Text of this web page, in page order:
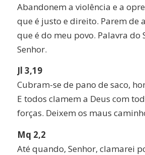
Abandonem a violência e a
que é justo e direito. Parem de
que é do meu povo. Palavra do
Senhor.
Jl 3,19
Cubram-se de pano de saco,
E todos clamem a Deus com
forças. Deixem os maus
Mq 2,2
Até quando, Senhor, clamarei